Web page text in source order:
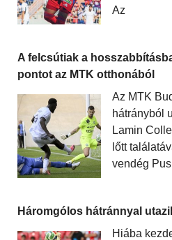
Az
A felcsútiak a
pontot az MTK otthonából
Az MTK
hátrányból
Lamin
lőtt
vendég
Háromgólos hátránnyal
Hiába